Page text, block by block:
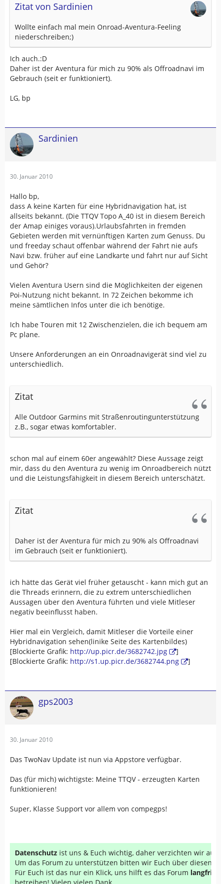
Zitat von Sardinien
Wollte einfach mal mein Onroad-Aventura-Feeling
niederschreiben;)
Ich auch.:D
Daher ist der Aventura für mich zu 90% als Offroadnavi im
Gebrauch (seit er funktioniert).
LG, bp
Sardinien
30. Januar 2010
Hallo bp,
dass A keine Karten für eine Hybridnavigation hat, ist
allseits bekannt. (Die TTQV Topo A_40 ist in diesem Bereich
der Amap einiges voraus).Urlaubsfahrten in fremden
Gebieten werden mit vernünftigen Karten zum Genuss. Du
und freeday schaut offenbar während der Fahrt nie aufs
Navi bzw. früher auf eine Landkarte und fahrt nur auf Sicht
und Gehör?
Vielen Aventura Usern sind die Möglichkeiten der eigenen
Poi-Nutzung nicht bekannt. In 72 Zeichen bekomme ich
meine sämtlichen Infos unter die ich benötige.
Ich habe Touren mit 12 Zwischenzielen, die ich bequem am
Pc plane.
Unsere Anforderungen an ein Onroadnavigerät sind viel zu
unterschiedlich.
Zitat
Alle Outdoor Garmins mit Straßenroutingunterstützung
z.B., sogar etwas komfortabler.
schon mal auf einem 60er angewählt? Diese Aussage zeigt
mir, dass du den Aventura zu wenig im Onroadbereich nützt
und die Leistungsfähigkeit in diesem Bereich unterschätzt.
Zitat
Daher ist der Aventura für mich zu 90% als Offroadnavi
im Gebrauch (seit er funktioniert).
ich hätte das Gerät viel früher getauscht - kann mich gut an
die Threads erinnern, die zu extrem unterschiedlichen
Aussagen über den Aventura führten und viele Mitleser
negativ beeinflusst haben.
Hier mal ein Vergleich, damit Mitleser die Vorteile einer
Hybridnavigation sehen(linike Seite des Kartenbildes)
[Blockierte Grafik: http://up.picr.de/3682742.jpg
]
[Blockierte Grafik: http://s1.up.picr.de/3682744.png ]
gps2003
30. Januar 2010
Das TwoNav Update ist nun via Appstore verfügbar.
Das (für mich) wichtigste: Meine TTQV - erzeugten Karten
funktionieren!
Super, Klasse Support vor allem von compegps!
Datenschutz ist uns & Euch wichtig, daher verzichten wir auf
Um das Forum zu unterstützen bitten wir Euch über diesen
Für Euch ist das nur ein Klick, uns hilft es das Forum